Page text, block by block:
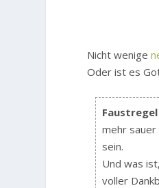
Nicht wenige
Oder ist es
Faustregel
mehr sauer
sein.
Und was
voller